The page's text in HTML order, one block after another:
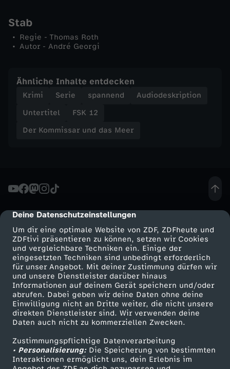
cmp-dialog-description
Deine Datenschutzeinstellungen
Um dir eine optimale Website von ZDF, ZDFheute und
ZDFtivi präsentieren zu können, setzen wir Cookies
und vergleichbare Techniken ein. Einige der
eingesetzten Techniken sind unbedingt erforderlich
für unser Angebot. Mit deiner Zustimmung dürfen wir
und unsere Dienstleister darüber hinaus
Informationen auf deinem Gerät speichern und/oder
abrufen. Dabei geben wir deine Daten ohne deine
Einwilligung nicht an Dritte weiter, die nicht unsere
direkten Dienstleister sind. Wir verwenden deine
Daten auch nicht zu kommerziellen Zwecken.
Zustimmungspflichtige Datenverarbeitung
• Personalisierung:Die Speicherung von bestimmten
Interaktionen ermöglicht uns, dein Erlebnis im
s
t
Stab
Regie - Thomas Roth
Autor - André Georgi
Ähnliche Inhalte entdecken
Krimi Serie spannend
Audiodeskription
Untertitel
FSK 12
Der Kommissar und das Meer
Mehr ZDF
ZDF-Apps
Smart TV
ZDFtext
Livestreams
Sendungen A-Z
Service
ZDFmitreden
Kontakt zum ZDF
Tickets
Zuschauerservice
Hilfe